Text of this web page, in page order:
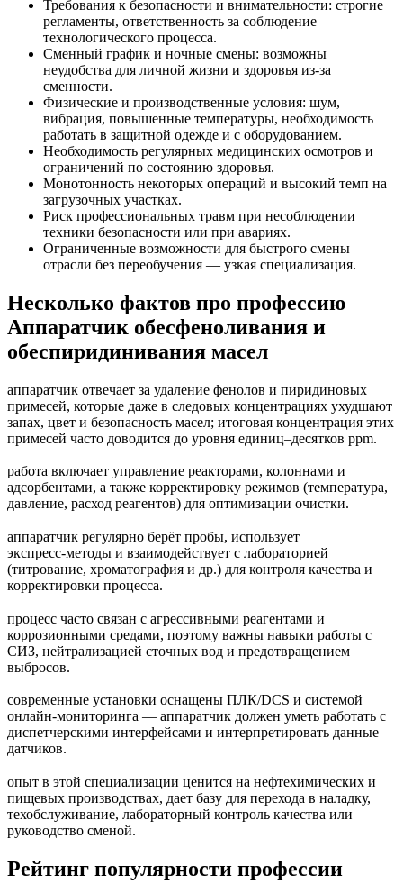
Требования к безопасности и внимательности: строгие
регламенты, ответственность за соблюдение
технологического процесса.
Сменный график и ночные смены: возможны
неудобства для личной жизни и здоровья из‑за
сменности.
Физические и производственные условия: шум,
вибрация, повышенные температуры, необходимость
работать в защитной одежде и с оборудованием.
Необходимость регулярных медицинских осмотров и
ограничений по состоянию здоровья.
Монотонность некоторых операций и высокий темп на
загрузочных участках.
Риск профессиональных травм при несоблюдении
техники безопасности или при авариях.
Ограниченные возможности для быстрого смены
отрасли без переобучения — узкая специализация.
Несколько фактов про профессию
Аппаратчик обесфеноливания и
обеспиридинивания масел
аппаратчик отвечает за удаление фенолов и пиридиновых
примесей, которые даже в следовых концентрациях ухудшают
запах, цвет и безопасность масел; итоговая концентрация этих
примесей часто доводится до уровня единиц–десятков ppm.
работа включает управление реакторами, колоннами и
адсорбентами, а также корректировку режимов (температура,
давление, расход реагентов) для оптимизации очистки.
аппаратчик регулярно берёт пробы, использует
экспресс‑методы и взаимодействует с лабораторией
(титрование, хроматография и др.) для контроля качества и
корректировки процесса.
процесс часто связан с агрессивными реагентами и
коррозионными средами, поэтому важны навыки работы с
СИЗ, нейтрализацией сточных вод и предотвращением
выбросов.
современные установки оснащены ПЛК/DCS и системой
онлайн‑мониторинга — аппаратчик должен уметь работать с
диспетчерскими интерфейсами и интерпретировать данные
датчиков.
опыт в этой специализации ценится на нефтехимических и
пищевых производствах, дает базу для перехода в наладку,
техобслуживание, лабораторный контроль качества или
руководство сменой.
Рейтинг популярности профессии